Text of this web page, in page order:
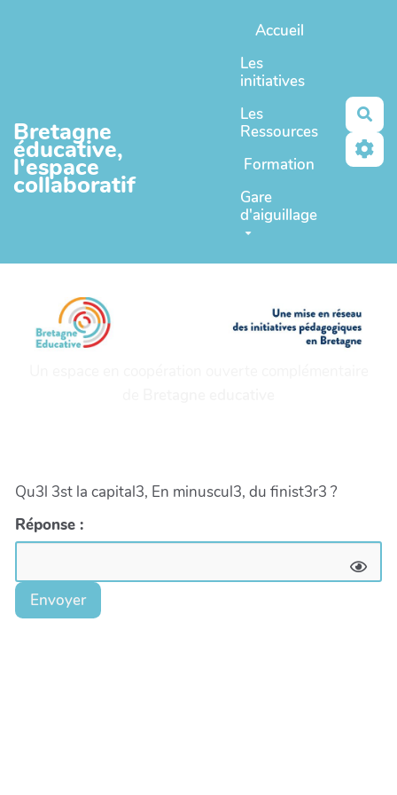
Bretagne
éducative,
l'espace
collaboratif
Accueil
Les
initiatives
Les
Ressources
Formation
Gare
d'aiguillage
Qu3l 3st la capital3, En minuscul3, du finist3r3 ?
Réponse :
Envoyer